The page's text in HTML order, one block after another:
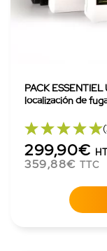
PACK ESSENTIEL UV MAX
localización de
299,90€
359,88€ TTC